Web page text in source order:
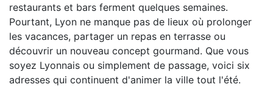
restaurants et bars ferment quelques semaines.
Pourtant, Lyon ne manque pas de lieux où prolonger
les vacances, partager un repas en terrasse ou
découvrir un nouveau concept gourmand. Que vous
soyez Lyonnais ou simplement de passage, voici six
adresses qui continuent d'animer la ville tout l'été.